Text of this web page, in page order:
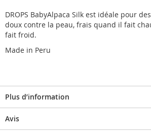
DROPS BabyAlpaca Silk est idéale pour
doux contre la peau, frais quand il fait
fait froid.
Made in Peru
Plus d’information
Avis